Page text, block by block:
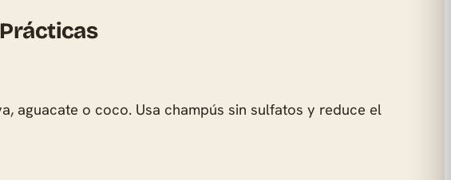
aguacate o coco. Usa champús sin sulfatos y reduce el